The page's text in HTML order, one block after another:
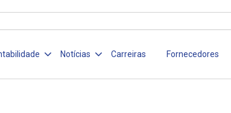
Notícias Carreiras Fornecedores